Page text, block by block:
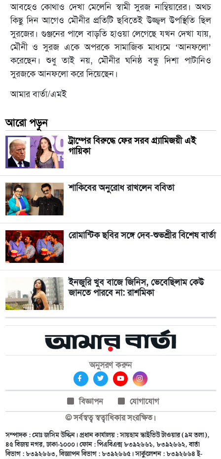
আবহেও কোথাও দেখা মেলেনি স্বামী সুরজ নাম্বিয়ারের। অথচ
কিছু দিন আগেও মৌনীর প্রতিটি ছবিতেই উজ্জ্বল উপস্থিতি ছিল
সুরজের। গুঞ্জনের পালে বাড়তি হাওয়া লেগেছে যখন দেখা যায়,
মৌনী ও সুরজ একে অপরকে সামাজিক মাধ্যমে ‘আনফলো’
করেছেন। শুধু তাই নয়, মৌনীর ঘনিষ্ঠ বন্ধু দিশা পাটানিও
সুরজকে আনফলো করে দিয়েছেন।
আমার বার্তা/এমই
আরো পড়ুন
ট্রাম্পের বিরুদ্ধে ফের সরব গ্র্যামিজয়ী এই
গায়িকা
শাকিবের অনুরোধ রাখলেন ববিতা
রোমান্টিক ছবির সঙ্গে দেব-শুভশ্রীর বিশেষ বার্তা
ইনজুরি খুব বাজে জিনিস, ভেবেছিলাম কেউ
জানতে পারবে না: রাশমিকা
অনুসরণ করুন
বিজ্ঞাপন
যোগাযোগ
© সর্বস্বত্ব স্বত্বাধিকার সংরক্ষিত।
সম্পাদক : মোঃ জসিম উদ্দিন। প্রধান কার্যালয় : সায়হাম স্কাইভিউ টাওয়ার (৯ম তলা),
৪৫ বিজয় নগর, ঢাকা-১০০০। ফোন : পিএবিএক্স ৮৩৯২৬৬১, ৮৩৯২৬৬২, বার্তা
বিভাগ : ৮৩৯২৬৬৩, বিজ্ঞাপন বিভাগ : ৮৩৯২৬৬৫। সার্কুলেশন : ৮৩৯২৬৬৪ ই-